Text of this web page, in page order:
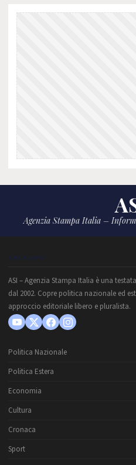
Agenzia Stampa Italia –
CHI SIAMO
ASI – Agenzia Stampa Italia è una
dal 2002. Copre politica nazionale ed
approccio editoriale libero e pluralista.
Politica Nazionale
Politica Estera
Economia
Cultura
Cronaca
Sport